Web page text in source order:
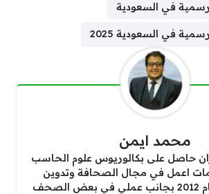
في السعودية
في السعودية 2025
محمد ايمن
حاصل على بكالوريوس علوم الحاسب
اعمل في مجال الصحافة وتدوين
المحتوى منذ عام 2012 بجانب عملي في بعض الصحف